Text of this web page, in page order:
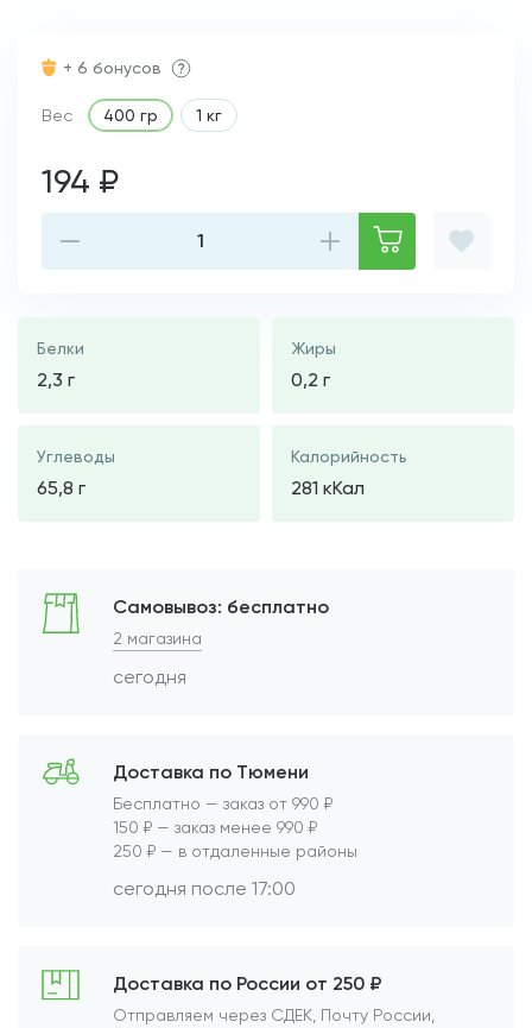
Вес 400 гр 1 кг
+ 6 бонусов
194 ₽
Белки
2,3 г
Жиры
0,2 г
Углеводы
65,8 г
Калорийность
281 кКал
Самовывоз: бесплатно
2 магазина
сегодня
Доставка по Тюмени
Бесплатно — заказ от 990 ₽
150 ₽ — заказ менее 990 ₽
250 ₽ — в отдаленные районы
сегодня после 17:00
Доставка по России от 250 ₽
Отправляем через СДЕК, Почту России,